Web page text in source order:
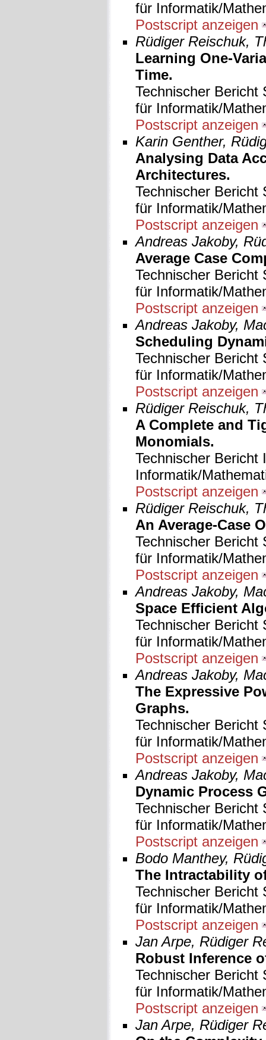
für Informatik/
Postscript anzeigen
Rüdiger Reischuk,
Learning One-
Time.
Technischer Bericht
für Informatik/
Postscript anzeigen
Karin Genther,
Analysing Data
Architectures.
Technischer Bericht
für Informatik/
Postscript anzeigen
Andreas Jakoby,
Average Case
Technischer Bericht
für Informatik/
Postscript anzeigen
Andreas Jakoby,
Scheduling
Technischer Bericht
für Informatik/
Postscript anzeigen
Rüdiger Reischuk,
A Complete and
Monomials.
Technischer Bericht
Informatik/
Postscript anzeigen
Rüdiger Reischuk,
An Average-Case
Technischer Bericht
für Informatik/
Postscript anzeigen
Andreas Jakoby,
Space Efficient
Technischer Bericht
für Informatik/
Postscript anzeigen
Andreas Jakoby,
The Expressive
Graphs.
Technischer Bericht
für Informatik/
Postscript anzeigen
Andreas Jakoby,
Dynamic Process
Technischer Bericht
für Informatik/
Postscript anzeigen
Bodo Manthey,
The Intractability
Technischer Bericht
für Informatik/
Postscript anzeigen
Jan Arpe, Rüdiger
Robust Inference
Technischer Bericht
für Informatik/
Postscript anzeigen
Jan Arpe, Rüdiger